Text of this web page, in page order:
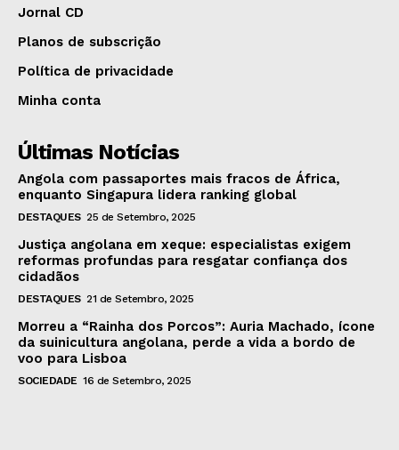
Jornal CD
Planos de subscrição
Política de privacidade
Minha conta
Últimas Notícias
Angola com passaportes mais fracos de África,
enquanto Singapura lidera ranking global
DESTAQUES 25 de Setembro, 2025
Justiça angolana em xeque: especialistas exigem
reformas profundas para resgatar confiança dos
cidadãos
DESTAQUES 21 de Setembro, 2025
Morreu a “Rainha dos Porcos”: Auria Machado, ícone
da suinicultura angolana, perde a vida a bordo de
voo para Lisboa
SOCIEDADE 16 de Setembro, 2025